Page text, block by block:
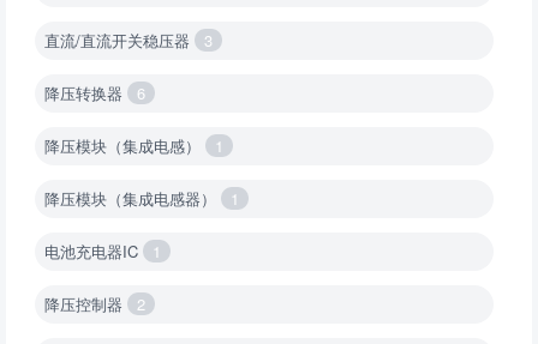
直流/直流开关稳压器 3
降压转换器 6
降压模块（集成电感） 1
降压模块（集成电感器） 1
电池充电器IC 1
降压控制器 2